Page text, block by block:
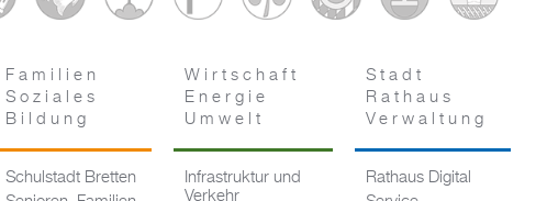
Familien
Soziales
Bildung
Schulstadt Bretten
Wirtschaft
Energie
Umwelt
Infrastruktur und
Verkehr
Stadt
Rathaus
Verwaltung
Rathaus Digital